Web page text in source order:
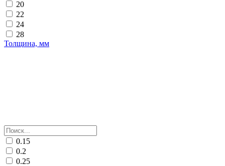
20
22
24
28
Толщина, мм
0.15
0.2
0.25